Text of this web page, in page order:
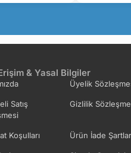
Erişim & Yasal Bilgiler
Üyelik
Satış
Gizlilik
Koşulları Ürün İade